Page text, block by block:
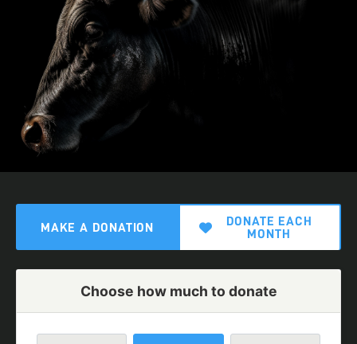
MAKE A DONATION
DONATE EACH
MONTH
Choose how much to donate